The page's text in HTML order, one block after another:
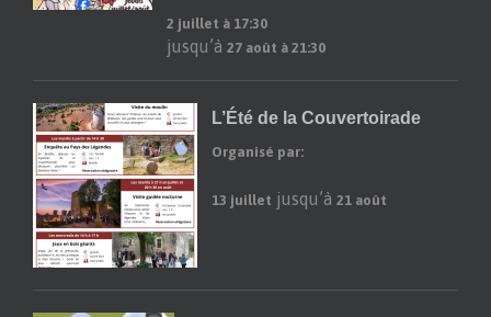
2 juillet à 17:30
jusqu’à27 août à 21:30
L’Été de la Couvertoirade
Organisé par:
13 juillet jusqu’à 21 août